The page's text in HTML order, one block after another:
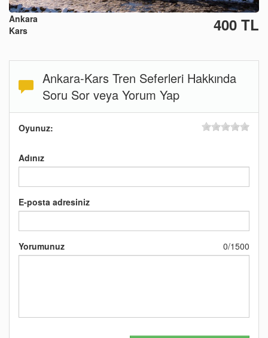
Ankara
Kars
400 TL
Ankara-Kars Tren Seferleri Hakkında
Soru Sor veya Yorum Yap
Oyunuz:
Adınız
E-posta adresiniz
Yorumunuz 0/1500